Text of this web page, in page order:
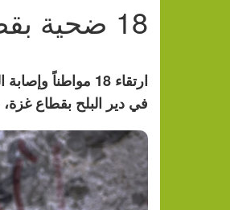
النفط
محكمة أميركية تغرم
عشرات
18 ضحية بقصف مسجد يؤوي نازحين بدير البلح
ارتقاء 18
في دير البلح بقطاع